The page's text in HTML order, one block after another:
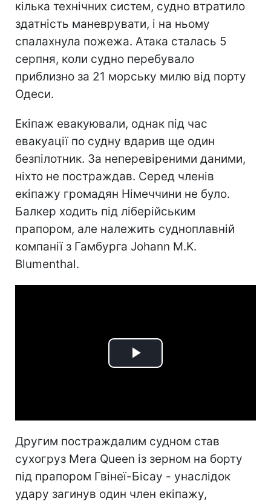
кілька технічних систем, судно втратило
здатність маневрувати, і на ньому
спалахнула пожежа. Атака сталась 5
серпня, коли судно перебувало
приблизно за 21 морську милю від порту
Одеси.
Екіпаж евакуювали, однак під час
евакуації по судну вдарив ще один
безпілотник. За неперевіреними даними,
ніхто не постраждав. Серед членів
екіпажу громадян Німеччини не було.
Балкер ходить під ліберійським
прапором, але належить судноплавній
компанії з Гамбурга Johann M.K.
Blumenthal.
Play
Другим постраждалим судном став
сухогруз Mera Queen із зерном на борту
під прапором Гвінеї-Бісау - унаслідок
удару загинув один член екіпажу,